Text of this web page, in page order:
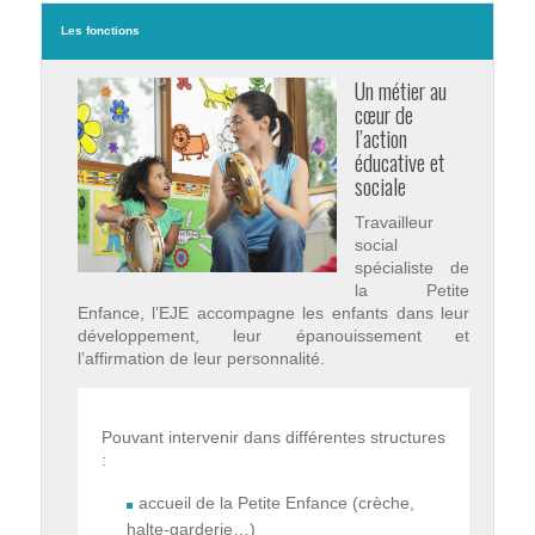
Les fonctions
Un métier au
cœur de
l’action
éducative et
sociale
Travailleur
social
spécialiste de
la Petite
Enfance, l’EJE accompagne les enfants dans leur
développement, leur épanouissement et
l’affirmation de leur personnalité.
Pouvant intervenir dans différentes structures
:
accueil de la Petite Enfance (crèche,
halte-garderie…)